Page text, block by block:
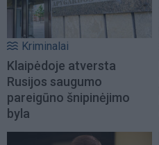
Kriminalai
Klaipėdoje atversta
Rusijos saugumo
pareigūno šnipinėjimo
byla